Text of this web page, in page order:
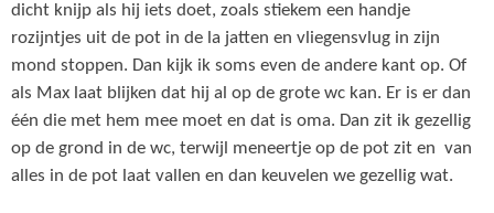
dicht knijp als hij iets doet, zoals stiekem een handje
rozijntjes uit de pot in de la jatten en vliegensvlug in zijn
mond stoppen. Dan kijk ik soms even de andere kant op. Of
als Max laat blijken dat hij al op de grote wc kan. Er is er dan
één die met hem mee moet en dat is oma. Dan zit ik gezellig
op de grond in de wc, terwijl meneertje op de pot zit en van
alles in de pot laat vallen en dan keuvelen we gezellig wat.